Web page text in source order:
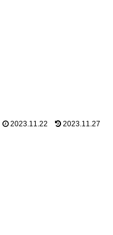
2023.11.22
2023.11.27